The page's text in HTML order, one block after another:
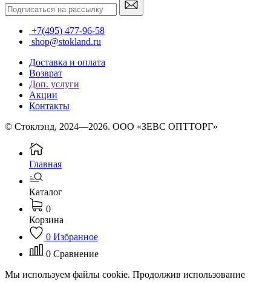
+7(495) 477-96-58
shop@stokland.ru
Доставка и оплата
Возврат
Доп. услуги
Акции
Контакты
© Стоклэнд, 2024—2026. ООО «ЗЕВС ОПТТОРГ»
Главная
Каталог
0
Корзина
0 Избранное
0 Сравнение
Мы используем файлы cookie. Продолжив использование